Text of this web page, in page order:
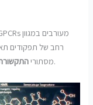
רחב של תפקודים
מסתוריולסלילת הדרך לגישות טיפוליות חדשות.